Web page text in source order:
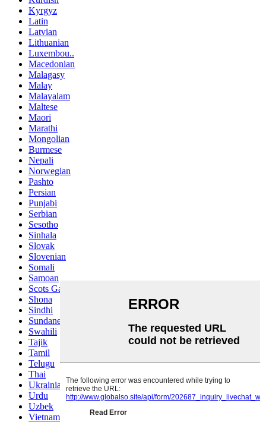
Kyrgyz
Latin
Latvian
Lithuanian
Luxembou..
Macedonian
Malagasy
Malay
Malayalam
Maltese
Maori
Marathi
Mongolian
Burmese
Nepali
Norwegian
Pashto
Persian
Punjabi
Serbian
Sesotho
Sinhala
Slovak
Slovenian
Somali
Samoan
Scots Gaelic
Shona
Sindhi
Sundanese
Swahili
Tajik
Tamil
Telugu
Thai
Ukrainian
Urdu
Uzbek
Vietnamese